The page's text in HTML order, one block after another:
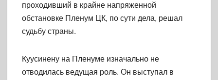
проходивший в крайне напряженной
обстановке Пленум ЦК, по сути дела, решал
судьбу страны.
Куусинену на Пленуме изначально не
отводилась ведущая роль. Он выступал в